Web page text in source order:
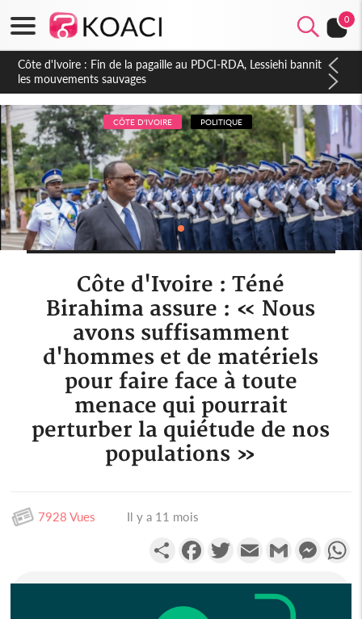
0
Côte d'Ivoire : Ouattara promet des sanctions contre les
déguerpissements illégaux
CÔTE D'IVOIRE POLITIQUE
Côte d'Ivoire : Téné
Birahima assure : « Nous
avons suffisamment
d'hommes et de matériels
pour faire face à toute
menace qui pourrait
perturber la quiétude de nos
populations »
7928 Vues Il y a 11 mois
PartagerFacebookTwitterEmail Gmail